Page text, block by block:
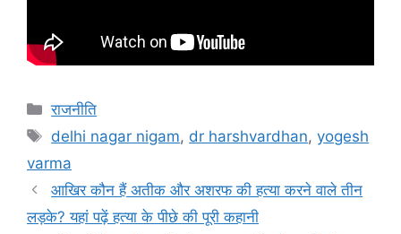
राजनीति
delhi nagar nigam, dr harshvardhan,yogesh
varma
आखिर कौन हैं अतीक और अशरफ की हत्या करने वाले तीन
लड़के? यहां पढ़ें हत्या के पीछे की पूरी कहानी